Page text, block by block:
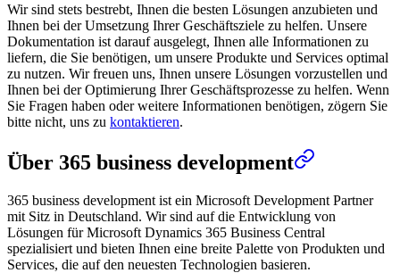
Wir sind stets bestrebt, Ihnen die besten Lösungen anzubieten und
Ihnen bei der Umsetzung Ihrer Geschäftsziele zu helfen. Unsere
Dokumentation ist darauf ausgelegt, Ihnen alle Informationen zu
liefern, die Sie benötigen, um unsere Produkte und Services optimal
zu nutzen. Wir freuen uns, Ihnen unsere Lösungen vorzustellen und
Ihnen bei der Optimierung Ihrer Geschäftsprozesse zu helfen. Wenn
Sie Fragen haben oder weitere Informationen benötigen, zögern Sie
bitte nicht, uns zu kontaktieren.
Über 365 business development
365 business development ist ein Microsoft Development Partner
mit Sitz in Deutschland. Wir sind auf die Entwicklung von
Lösungen für Microsoft Dynamics 365 Business Central
spezialisiert und bieten Ihnen eine breite Palette von Produkten und
Services, die auf den neuesten Technologien basieren.